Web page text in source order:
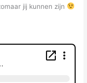
jij kunnen zijn